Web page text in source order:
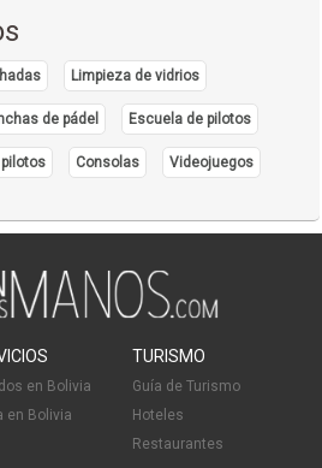
Limpieza de vidrios
de pádel Escuela de pilotos
Consolas Videojuegos
en Bolivia
en Bolivia
TURISMO
Guía de Turismo
Hoteles
Restaurantes